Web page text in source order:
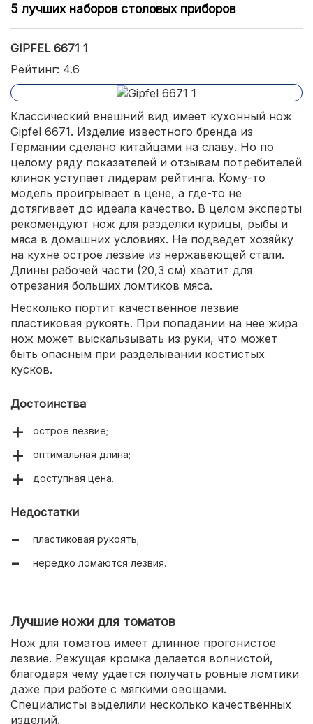
5 лучших наборов столовых приборов
GIPFEL 6671 1
Рейтинг: 4.6
Классический внешний вид имеет кухонный нож
Gipfel 6671. Изделие известного бренда из
Германии сделано китайцами на славу. Но по
целому ряду показателей и отзывам потребителей
клинок уступает лидерам рейтинга. Кому-то
модель проигрывает в цене, а где-то не
дотягивает до идеала качество. В целом эксперты
рекомендуют нож для разделки курицы, рыбы и
мяса в домашних условиях. Не подведет хозяйку
на кухне острое лезвие из нержавеющей стали.
Длины рабочей части (20,3 см) хватит для
отрезания больших ломтиков мяса.
Несколько портит качественное лезвие
пластиковая рукоять. При попадании на нее жира
нож может выскальзывать из руки, что может
быть опасным при разделывании костистых
кусков.
Достоинства
острое лезвие;
оптимальная длина;
доступная цена.
Недостатки
пластиковая рукоять;
нередко ломаются лезвия.
Лучшие ножи для томатов
Нож для томатов имеет длинное прогонистое
лезвие. Режущая кромка делается волнистой,
благодаря чему удается получать ровные ломтики
даже при работе с мягкими овощами.
Специалисты выделили несколько качественных
изделий.